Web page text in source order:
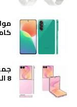
8 القابل للطي